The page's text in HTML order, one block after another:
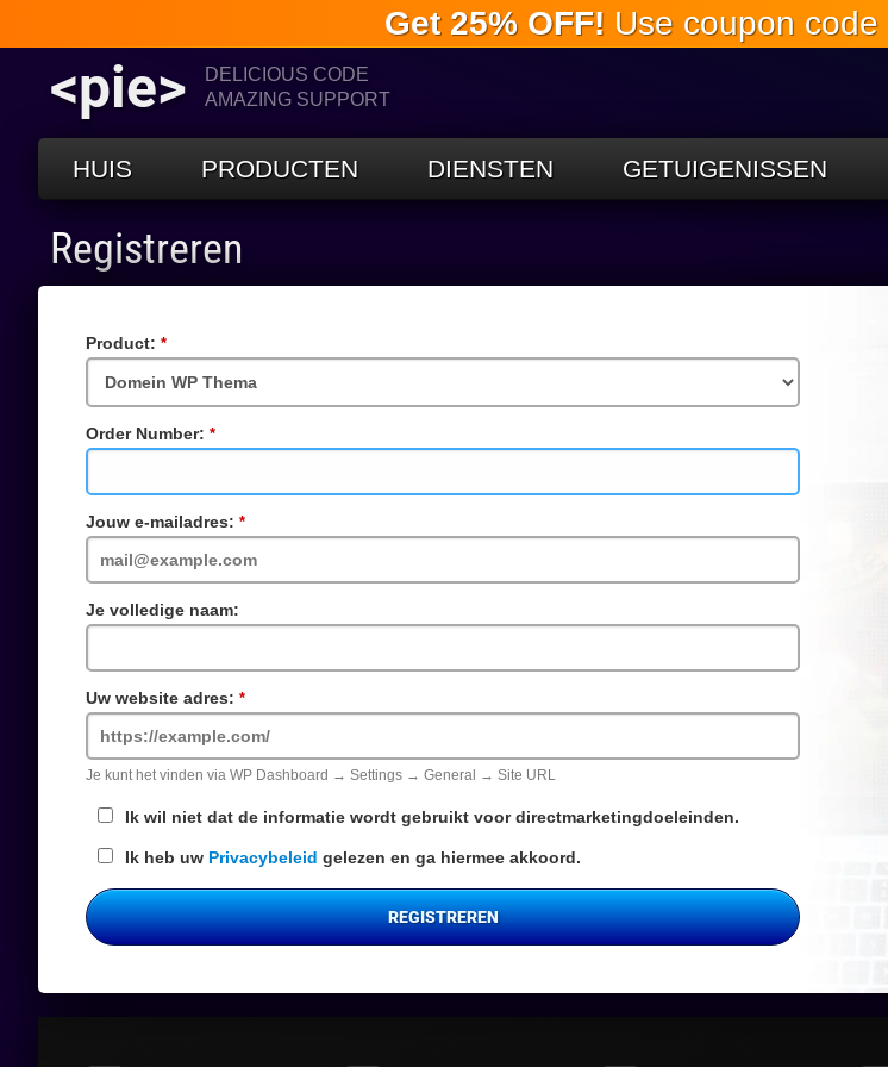
Ga naar de
hoofdinhoud
Get 25% OFF! Use coupon code
<pie>
DELICIOUS CODE
AMAZING SUPPORT
HUIS PRODUCTEN DIENSTEN GETUIGENISSEN
Registreren
Product:
veld
Order Number:
veld
Jouw e-mailadres:
veld
Je volledige naam:
Uw website adres:
veld
Je kunt het vinden via WP Dashboard → Settings → General → Site URL
Ik wil niet dat de informatie wordt gebruikt voor directmarketingdoeleinden.
Ik heb uw Privacybeleid gelezen en ga hiermee akkoord.
REGISTREREN